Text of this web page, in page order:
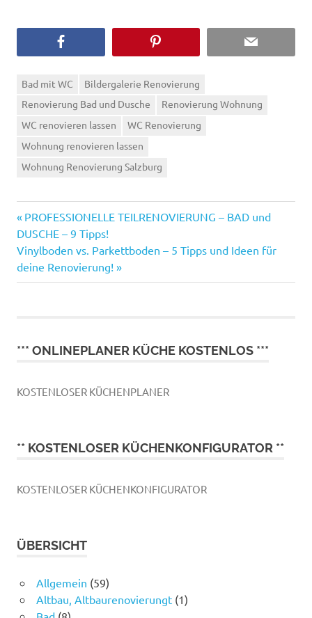
Bad mit WC
Bildergalerie Renovierung
Renovierung Bad und Dusche
Renovierung Wohnung
WC renovieren lassen
WC Renovierung
Wohnung renovieren lassen
Wohnung Renovierung Salzburg
Beitragsnavigation
Vorheriger
Beitrag:
PROFESSIONELLE TEILRENOVIERUNG – BAD und
DUSCHE – 9 Tipps!
Nächster
Beitrag:
Vinylboden vs. Parkettboden – 5 Tipps und Ideen für
deine Renovierung!
*** ONLINEPLANER KÜCHE KOSTENLOS ***
KOSTENLOSER KÜCHENPLANER
** KOSTENLOSER KÜCHENKONFIGURATOR **
KOSTENLOSER KÜCHENKONFIGURATOR
ÜBERSICHT
Allgemein (59)
Altbau, Altbaurenovierungt(1)